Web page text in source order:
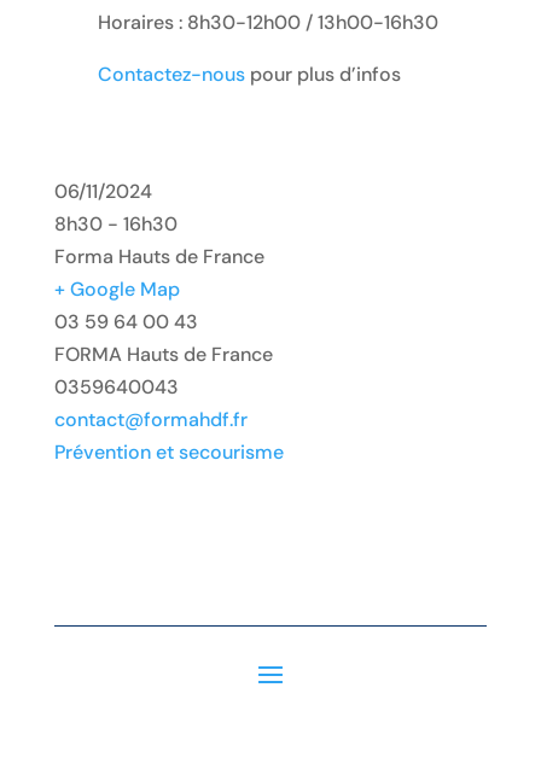
Horaires : 8h30-12h00 / 13h00-16h30
Contactez-nouspour plus d’infos
06/11/2024
8h30 - 16h30
Forma Hauts de France
+ Google Map
03 59 64 00 43
FORMA Hauts de France
0359640043
contact@formahdf.fr
Prévention et secourisme